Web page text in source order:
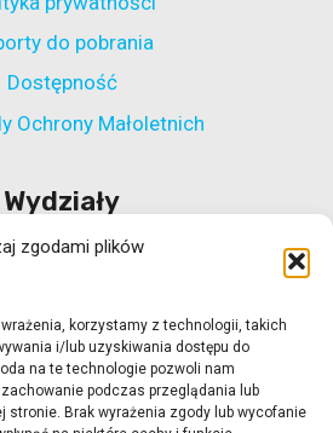
zgodami plików
korzystamy z technologii, takich
i/lub uzyskiwania dostępu do
na te technologie pozwoli nam
podczas przeglądania lub
stronie. Brak wyrażenia zgody lub wycofanie
do pobrania
Dostępność
Ochrony Małoletnich
Wydziały
Polityki Społecznej
Zawodowej i Społecznej
Włączenia Społecznego
Projektów Strukturalnych
w Zielonej Górze